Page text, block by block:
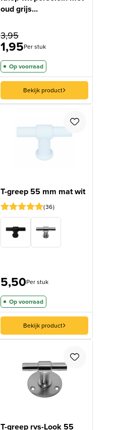
oud grijs...
3,95
1,95Per stuk
Op voorraad
Bekijk product
T-greep 55 mm mat wit
Gewaardeerd
4.97op 5
gebaseerd
36
36
5,50Per stuk
Op voorraad
Bekijk product
T-greep rvs-Look 55